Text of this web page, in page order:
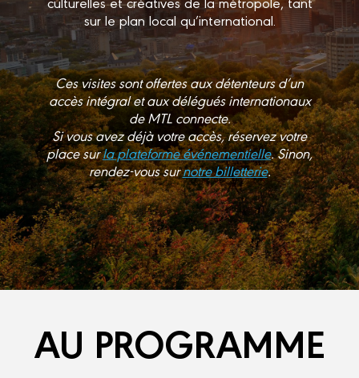
sur le plan local qu’international.
Ces visites sont offertes aux détenteurs d’un
accès intégral et aux délégués internationaux
de MTL connecte.
Si vous avez déjà votre accès, réservez votre
place surla plateforme événementielle. Sinon,
rendez-vous surnotre billetterie.
AU PROGRAMME​